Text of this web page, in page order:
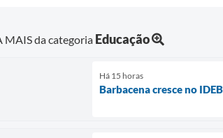
MAIS da categoria Educação
Há 15 horas
Barbacena cresce no